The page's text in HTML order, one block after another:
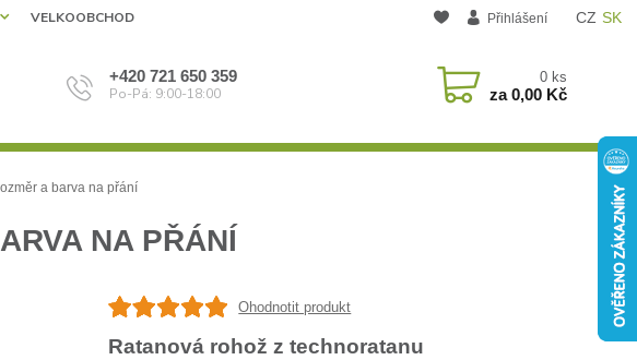
CZ SK
VELKOOBCHOD Přihlášení
+420 721 650 359
Po-Pá: 9:00-18:00
0 ks
za0,00 Kč
a barva na přání
NA PŘÁNÍ
Ohodnotit produkt
Ratanová rohož z technoratanu